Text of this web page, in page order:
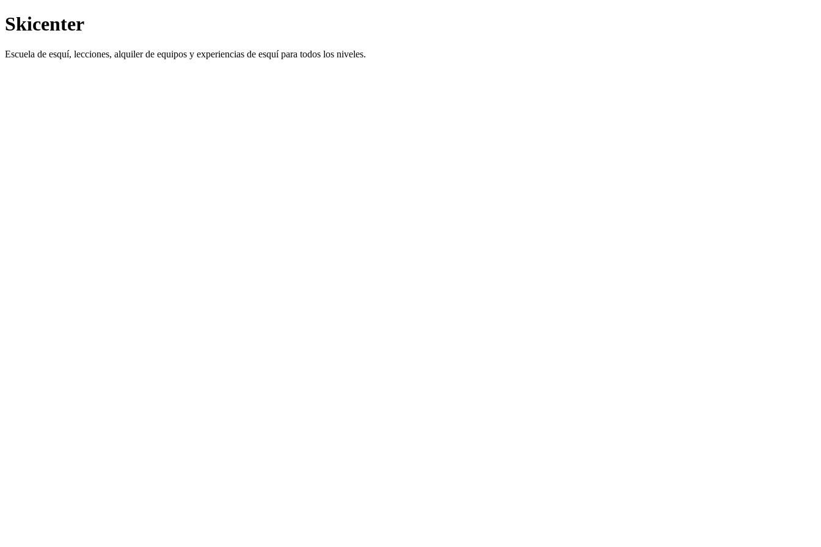
Skicenter
Escuela de esquí, lecciones, alquiler de equipos y experiencias de esquí para todos los niveles.